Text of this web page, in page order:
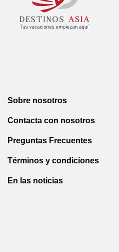
Sobre nosotros
Contacta con nosotros
Preguntas Frecuentes
Términos y condiciones
En las noticias